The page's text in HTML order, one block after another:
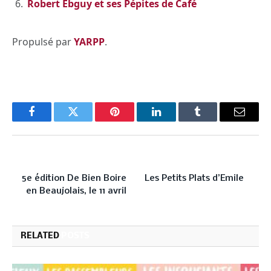
Robert Ebguy et ses Pépites de Café
Propulsé parYARPP.
FacebookTwitter Pinterest LinkedInTumblr Email
5e édition De Bien Boire
en Beaujolais, le 11 avril
Les Petits Plats d’Emile
RELATED